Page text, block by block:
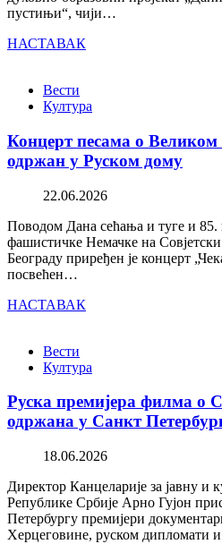
пустињи“, чији…
НАСТАВАК
Вести
Култура
Концерт песама о
одржан у Руском дому
22.06.2026
Поводом Дана сећања и туге и
фашистичке Немачке на
Београду приређен је концерт
посвећен…
НАСТАВАК
Вести
Култура
Руска премијера филма о
одржана у Санкт
18.06.2026
Директор Канцеларије за јавну и
Републике Србије Арно Гујон
Петербургу премијери
Херцеговине, руском дипломати